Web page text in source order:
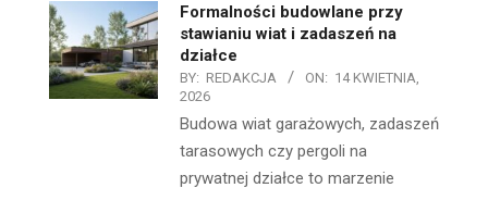
Formalności budowlane przy
stawianiu wiat i zadaszeń na
działce
BY: REDAKCJA ON: 14 KWIETNIA,
2026
Budowa wiat garażowych, zadaszeń
tarasowych czy pergoli na
prywatnej działce to marzenie